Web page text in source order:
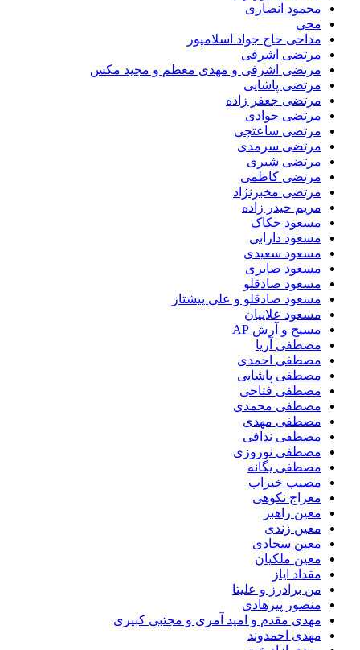
محمود انصاری
محی
مداحی حاج جواد اسلامپور
مرتضی اشرفی
مرتضی اشرفی و مهدی معظم و مجید مکس
مرتضی پاشایی
مرتضی جعفر زاده
مرتضی جوادی
مرتضی ساعتچی
مرتضی سرمدی
مرتضی شیری
مرتضی کاظمی
مرتضی مخبرنژاد
مریم حیدر زاده
مسعود حکاک
مسعود دارابی
مسعود سعیدی
مسعود صابری
مسعود صادقلو
مسعود صادقلو و علی پیشتاز
مسعود علاییان
مسیح و آرش AP
مصطفی آریا
مصطفی احمدی
مصطفی پاشایی
مصطفی فتاحی
مصطفی محمدی
مصطفی مهدی
مصطفی ندافی
مصطفی نوروزی
مصطفی یگانه
مصیب خیزاب
معراج نکوهی
معین راهبر
معین زندی
معین سجادی
معین ملکیان
مقداد ایاز
من برادرز و علیتا
منصور پیرهادی
مهدى مقدم و امید آمرى و مجتبى کبیرى
مهدی احمدوند